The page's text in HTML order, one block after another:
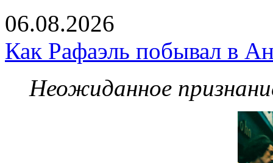
06.08.2026
Как Рафаэль побывал в
Неожиданное